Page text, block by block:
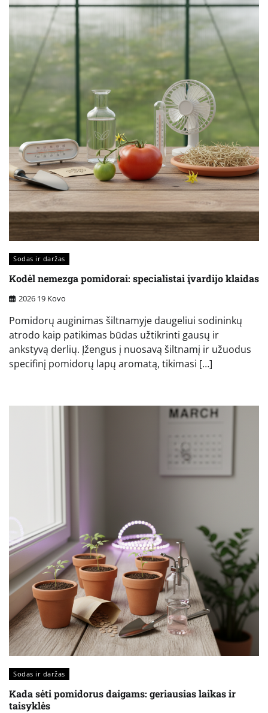
Sodas ir daržas
Kodėl nemezga pomidorai: specialistai įvardijo klaidas
2026 19 Kovo
Pomidorų auginimas šiltnamyje daugeliui sodininkų
atrodo kaip patikimas būdas užtikrinti gausų ir
ankstyvą derlių. Įžengus į nuosavą šiltnamį ir užuodus
specifinį pomidorų lapų aromatą, tikimasi […]
Sodas ir daržas
Kada sėti pomidorus daigams: geriausias laikas ir
taisyklės